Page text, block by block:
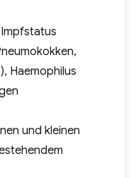
Haemophilus
und kleinen